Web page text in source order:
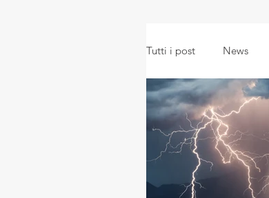
Tutti i post News
Meteo in everyday life
Meteo e viaggi